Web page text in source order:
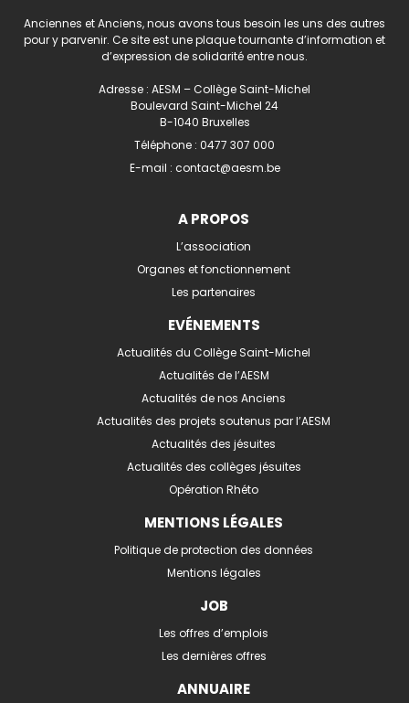
Anciennes et Anciens, nous avons tous besoin les uns des autres
pour y parvenir. Ce site est une plaque tournante d’information et
d’expression de solidarité entre nous.
Adresse : AESM – Collège Saint-Michel
Boulevard Saint-Michel 24
B-1040 Bruxelles
Téléphone : 0477 307 000
E-mail : contact@aesm.be
A PROPOS
L’association
Organes et fonctionnement
Les partenaires
EVÉNEMENTS
Actualités du Collège Saint-Michel
Actualités de l’AESM
Actualités de nos Anciens
Actualités des projets soutenus par l’AESM
Actualités des jésuites
Actualités des collèges jésuites
Opération Rhéto
MENTIONS LÉGALES
Politique de protection des données
Mentions légales
JOB
Les offres d’emplois
Les dernières offres
ANNUAIRE